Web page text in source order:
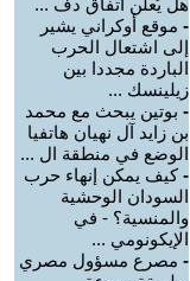
هل يُعلن اتفاق دف ...
- موقع أوكراني يشير
إلى اشتعال الحرب
الباردة مجددا بين
زيلينسك ...
- بوتين يبحث مع محمد
بن زايد آل نهيان هاتفيا
الوضع في منطقة ال ...
-كيف يمكن إنهاء حرب
السودان الوحشية
والمنسية؟ - في
الإيكونومي ...
- مصرع مسؤول مصري